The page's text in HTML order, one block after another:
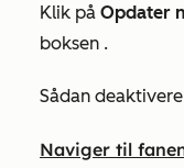
Klik på Opdater
boksen .
Sådan
Naviger til